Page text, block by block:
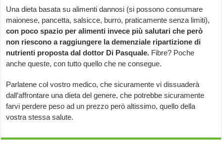
Una dieta basata su alimenti dannosi (si possono consumare
maionese, pancetta, salsicce, burro, praticamente senza limiti),
con poco spazio per alimenti invece più salutari che però
non riescono a raggiungere la demenziale ripartizione di
nutrienti proposta dal dottor Di Pasquale. Fibre? Poche
anche queste, con tutto quello che ne consegue.
Parlatene col vostro medico, che sicuramente vi dissuaderà
dall’affrontare una dieta del genere, che potrebbe sicuramente
farvi perdere peso ad un prezzo però altissimo, quello della
vostra stessa salute.